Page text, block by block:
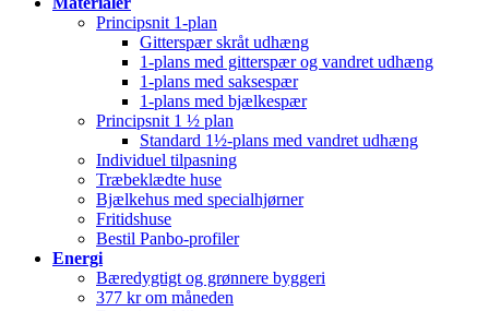
Principsnit 1-plan
Gitterspær skråt udhæng
1-plans med gitterspær og vandret udhæng
1-plans med saksespær
1-plans med bjælkespær
Principsnit 1 ½ plan
Standard 1½-plans med vandret udhæng
Individuel tilpasning
Træbeklædte huse
Bjælkehus med specialhjørner
Fritidshuse
Bestil Panbo-profiler
Energi
Bæredygtigt og grønnere byggeri
377 kr om måneden